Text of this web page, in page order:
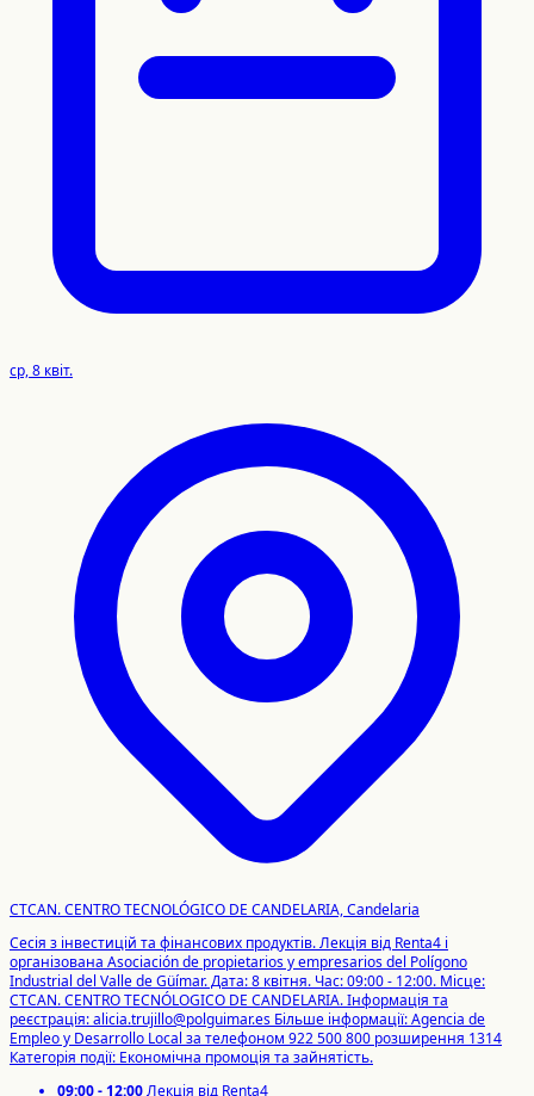
ср, 8 квіт.
CTCAN. CENTRO TECNOLÓGICO DE CANDELARIA, Candelaria
Сесія з інвестицій та фінансових продуктів. Лекція від Renta4 і
організована Asociación de propietarios y empresarios del Polígono
Industrial del Valle de Güímar. Дата: 8 квітня. Час: 09:00 - 12:00. Місце:
CTCAN. CENTRO TECNÓLOGICO DE CANDELARIA. Інформація та
реєстрація: alicia.trujillo@polguimar.es Більше інформації: Agencia de
Empleo y Desarrollo Local за телефоном 922 500 800 розширення 1314
Категорія події: Економічна промоція та зайнятість.
09:00 - 12:00Лекція від Renta4